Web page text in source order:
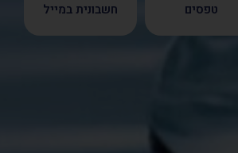
טפסים חשבונית במייל